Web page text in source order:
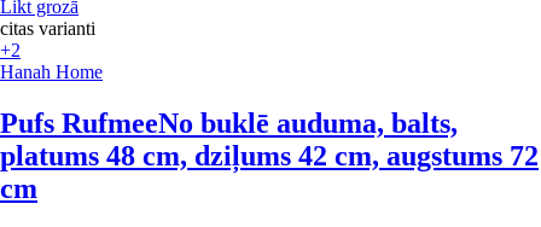
Likt grozā
citas varianti
+2
Hanah Home
Pufs RufmeeNo buklē auduma, balts,
platums 48 cm, dziļums 42 cm, augstums 72
cm